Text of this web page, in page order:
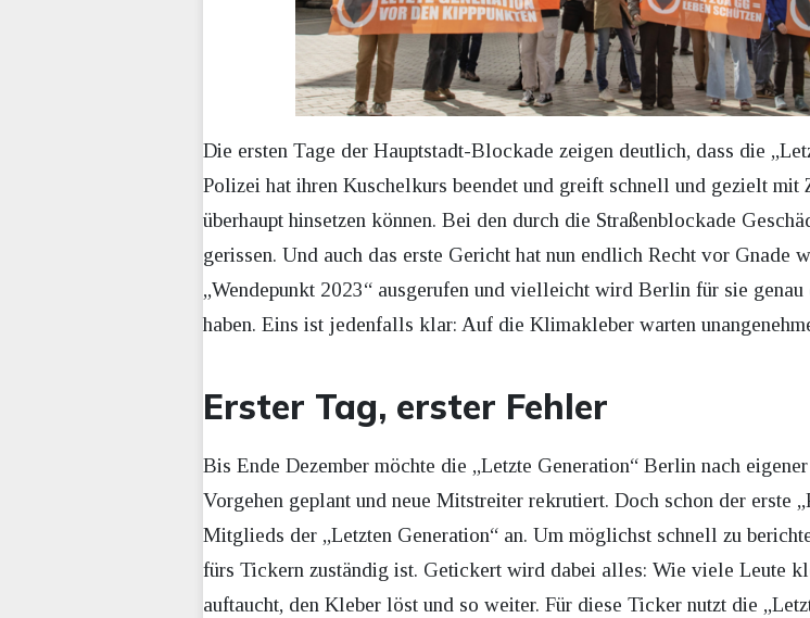
Die ersten Tage der Hauptstadt-Blockade zeigen deutlich, dass die
Polizei hat ihren Kuschelkurs beendet und greift schnell und gezielt
überhaupt hinsetzen können. Bei den durch die Straßenblockade
gerissen. Und auch das erste Gericht hat nun endlich Recht vor Gnade
„Wendepunkt 2023“ ausgerufen und vielleicht wird Berlin für sie
haben. Eins ist jedenfalls klar: Auf die Klimakleber warten
Erster Tag, erster Fehler
Bis Ende Dezember möchte die „Letzte Generation“ Berlin nach
Vorgehen geplant und neue Mitstreiter rekrutiert. Doch schon der erste
Mitglieds der „Letzten Generation“ an. Um möglichst schnell zu
fürs Tickern zuständig ist. Getickert wird dabei alles: Wie viele Leute
auftaucht, den Kleber löst und so weiter. Für diese Ticker nutzt die